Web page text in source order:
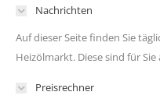
Nachrichten
Auf dieser Seite finden Sie
Heizölmarkt. Diese sind für
Preisrechner